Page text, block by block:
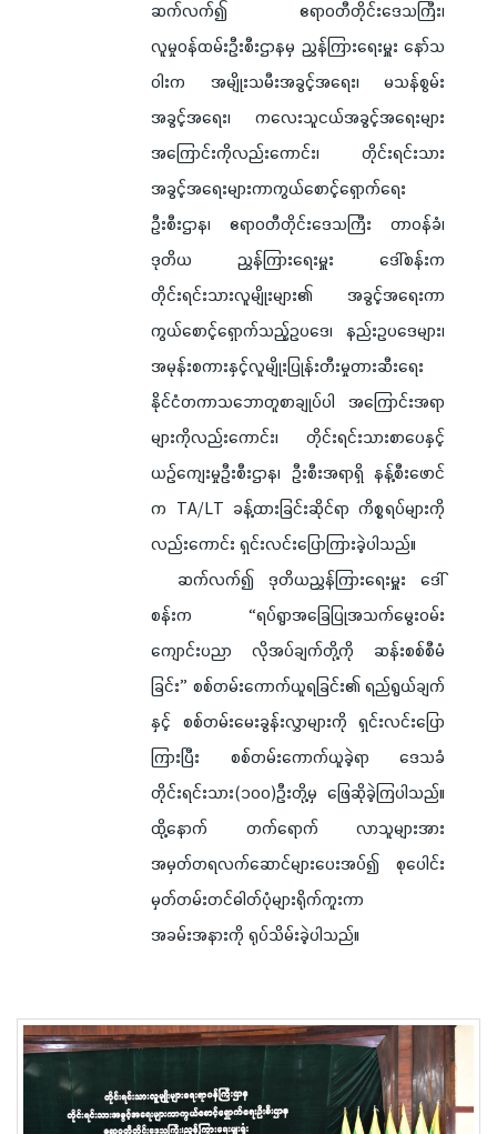
ဆက်လက်၍ ဧရာဝတီတိုင်းဒေသကြီး၊
လူမှုဝန်ထမ်းဦးစီးဌာနမှ ညွှန်ကြား‌ရေးမှူး နော်သ
ဝါးက အမျိုးသမီးအခွင့်အရေး၊ မသန်စွမ်း
အခွင့်အရေး၊ ကလေးသူငယ်အခွင့်အရေးများ
အကြောင်းကိုလည်းကောင်း၊ တိုင်းရင်းသား
အခွင့်အရေးများကာကွယ်စောင့်ရှောက်ရေး
ဦးစီးဌာန၊ ဧရာဝတီတိုင်းဒေသကြီး တာဝန်ခံ၊
ဒုတိယ ညွှန်ကြားရေးမှူး ဒေါ်စန်းက
တိုင်းရင်းသားလူမျိုးများ၏ အခွင့်အရေးကာ
ကွယ်စောင့်ရှောက်သည့်ဥပဒေ၊ နည်းဥပဒေများ၊
အမုန်းစကားနှင့်လူမျိုးပြုန်းတီးမှုတားဆီးရေး
နိုင်ငံတကာသဘောတူစာချုပ်ပါ အကြောင်းအရာ
များကိုလည်းကောင်း၊ တိုင်းရင်းသားစာပေနှင့်
ယဉ်ကျေးမှုဦးစီးဌာန၊ ဦးစီးအရာရှိ နန့်စီးဖောင်
က TA/LT ခန့်ထားခြင်းဆိုင်ရာ ကိစ္စရပ်များကို
လည်းကောင်း ရှင်းလင်းပြောကြားခဲ့ပါသည်။
ဆက်လက်၍ ဒုတိယညွှန်ကြားရေးမှူး ဒေါ်
စန်းက “ရပ်ရွာအခြေပြုအသက်မွေးဝမ်း
ကျောင်းပညာ လိုအပ်ချက်တို့ကို ဆန်းစစ်စီမံ
ခြင်း” စစ်တမ်းကောက်ယူရခြင်း၏ ရည်ရွယ်ချက်
နှင့် စစ်တမ်းမေးခွန်းလွှာများကို ရှင်းလင်းပြော
ကြားပြီး စစ်တမ်းကောက်ယူခဲ့ရာ ဒေသခံ
တိုင်းရင်းသား(၁၀၀)ဦးတို့မှ ဖြေဆိုခဲ့ကြပါသည်။
ထို့နောက် တက်ရောက် လာသူများအား
အမှတ်တရလက်ဆောင်များပေးအပ်၍ စုပေါင်း
မှတ်တမ်းတင်ဓါတ်ပုံများရိုက်ကူးကာ
အခမ်းအနားကို ရုပ်သိမ်းခဲ့ပါသည်။